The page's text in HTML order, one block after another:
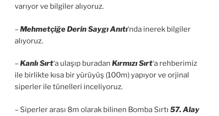
varıyor ve bilgiler alıyoruz.
–Mehmetçiğe Derin Saygı Anıtı‘nda inerek bilgiler
alıyoruz.
–Kanlı Sırt‘a ulaşıp buradan Kırmızı Sırt‘a rehberimiz
ile birlikte kısa bir yürüyüş (100m) yapıyor ve orjinal
siperler ile tünelleri inceliyoruz.
– Siperler arası 8m olarak bilinen Bomba Sırtı 57. Alay